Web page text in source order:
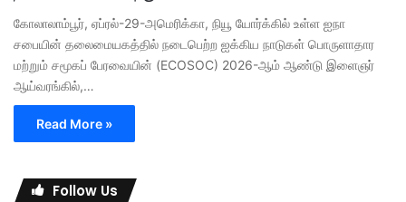
கோலாலாம்பூர், ஏப்ரல்-29-அமெரிக்கா, நியூ யோர்க்கில் உள்ள ஐநா
சபையின் தலைமையகத்தில் நடைபெற்ற ஐக்கிய நாடுகள் பொருளாதார
மற்றும் சமூகப் பேரவையின் (ECOSOC) 2026-ஆம் ஆண்டு இளைஞர்
ஆய்வரங்கில்,…
Read More »
Follow Us